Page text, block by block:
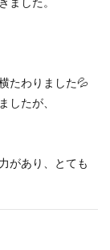
たわりました💦
したが、
があり、とても